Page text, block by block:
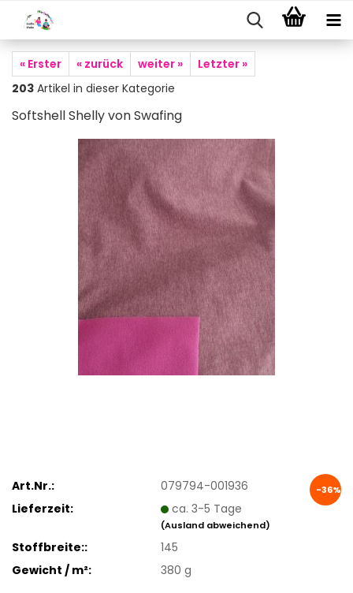
« Erster « zurück weiter »
Letzter »
203 Artikel in dieser Kategorie
Softshell Shelly von Swafing
-36%
Art.Nr.:
079794-001936
Lieferzeit:
ca. 3-5 Tage
(Ausland abweichend)
Stoffbreite::
145
Gewicht / m²:
380 g